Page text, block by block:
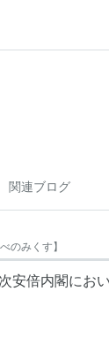
関連ブログ
のみくす】
安倍内閣にお